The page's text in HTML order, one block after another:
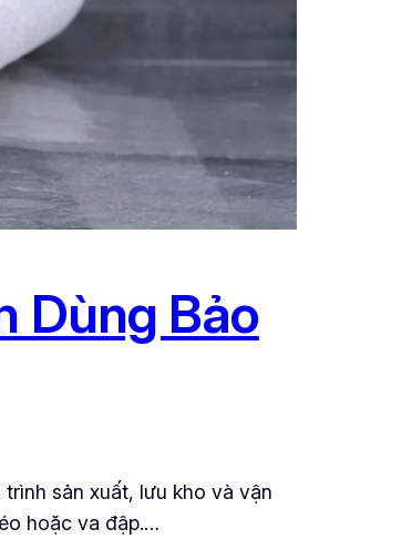
Dùng Bảo
sản xuất, lưu kho và vận
hoặc va đập.…